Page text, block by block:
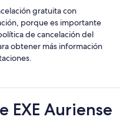
gratuita con
porque es importante
de cancelación del
obtener más información
EXE Auriense